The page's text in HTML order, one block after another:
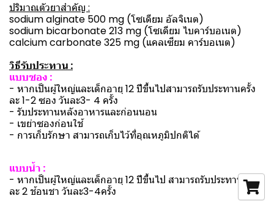
ปริมาณตัวยาสำคัญ :
sodium alginate 500 mg (โซเดียม อัลจิเนต)
sodium bicarbonate 213 mg (โซเดียม ไบคาร์บอเนต)
calcium carbonate 325 mg (แคลเซียม คาร์บอเนต)
วิธีรับประทาน :
แบบซอง :
- หากเป็นผู้ใหญ่และเด็กอายุ 12 ปีขึ้นไปสามารถรับประทานครั้ง
ละ 1-2 ซอง วันละ3- 4 ครั้ง
- รับประทานหลังอาหารและก่อนนอน
- เขย่าซองก่อนใช้
- การเก็บรักษา สามารถเก็บไว้ที่อุณหภูมิปกติได้
แบบน้ำ :
- หากเป็นผู้ใหญ่และเด็กอายุ 12 ปีขึ้นไป สามารถรับประทานครั้ง
ละ 2 ช้อนชา วันละ3-4ครั้ง